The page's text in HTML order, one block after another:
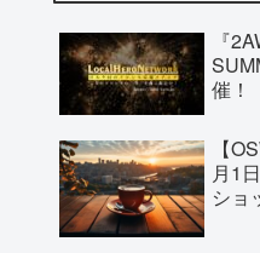
『
催！
【
月1
ショ